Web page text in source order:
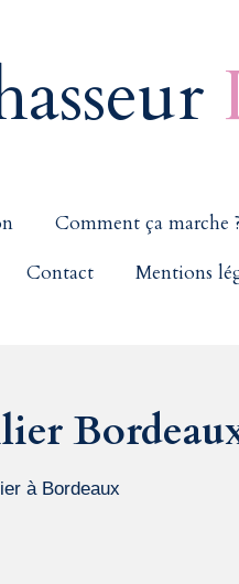
Comment ça marche
Contact
Mentions
à Bordeaux